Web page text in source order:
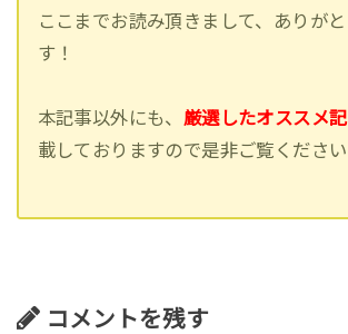
ここまでお読み頂きまして、ありが
す！
本記事以外にも、 厳選したオススメ
載しておりますので是非ご覧ください
コメントを残す